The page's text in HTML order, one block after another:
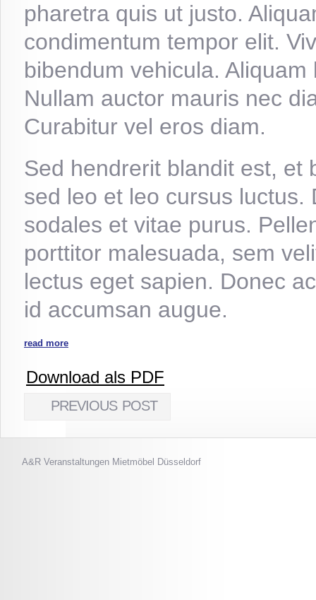
pharetra quis ut justo.
condimentum tempor elit.
bibendum vehicula.
Nullam auctor mauris nec
Curabitur vel eros diam.
Sed hendrerit blandit est, et
sed leo et leo cursus
sodales et vitae purus.
porttitor malesuada, sem
lectus eget sapien. Donec
id accumsan augue.
read more
Download als PDF
PREVIOUS POST
A&R Veranstaltungen Mietmöbel Düsseldorf